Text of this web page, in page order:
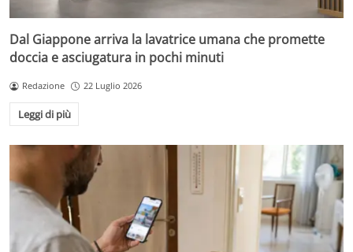
Dal Giappone arriva la lavatrice umana che promette
doccia e asciugatura in pochi minuti
Redazione 22 Luglio 2026
Leggi di più